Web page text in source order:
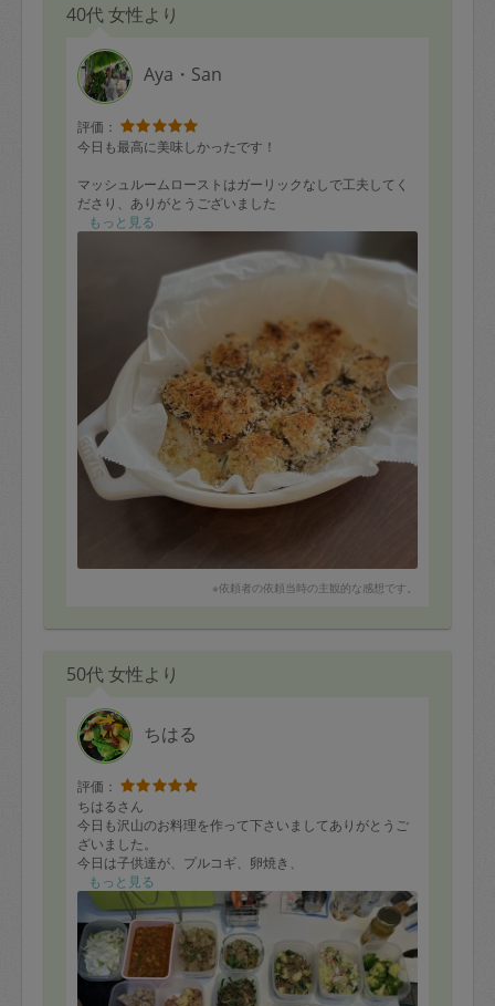
40代 女性より
Aya・San
評価：
今日も最高に美味しかったです！
マッシュルームローストはガーリックなしで工夫してく
ださり、ありがとうございました
バルの気分を味わえる大満足の美味しさでした^_^
沢山の美味しいお料理、食欲がでて嬉しいです^ ^
次回もよろしくお願いいたします
【リクエストメニュー】
・にんじんとツナのきんぴら
・えびふらい タルタルソース
・おくらのお浸し
・チキンときゅうりとトマトの中華サラダ
・アスパラガスごまあえ
・春雨サラダ
・野菜おじや
・豆腐きな粉餅
・なすとピーマンの甘辛味噌
もっと見る
※依頼者の依頼当時の主観的な感想です。
50代 女性より
ちはる
評価：
ちはるさん
今日も沢山のお料理を作って下さいましてありがとうご
ざいました。
今日は子供達が、プルコギ、卵焼き、
タコさんウィンナー、ニンジングラッセ、チャンポンス
ープをリクエスト。
その他は冷蔵庫にあった野菜を沢山使ってお料理して下
さいました。
ちはるさんが作って下さるカブのサラダがとてもさっぱ
りしていて美味いので、何度も作って頂いてます！
また来週よろしくお願い致します。
もっと見る